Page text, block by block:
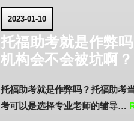
2023-01-10
托福助考就是作弊
机构会不会被坑啊？
托福助考就是作弊吗？托福助考
考可以是选择专业老师的辅导…